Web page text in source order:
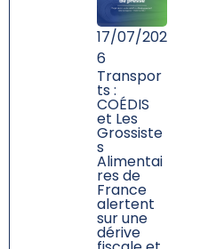
17/07/202
6
Transpor
ts :
COÉDIS
et Les
Grossiste
s
Alimentai
res de
France
alertent
sur une
dérive